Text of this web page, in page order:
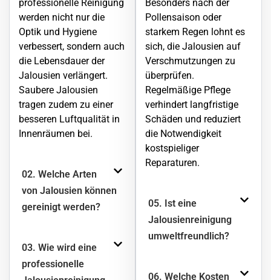
professionelle Reinigung
werden nicht nur die
Optik und Hygiene
verbessert, sondern auch
die Lebensdauer der
Jalousien verlängert.
Saubere Jalousien
tragen zudem zu einer
besseren Luftqualität in
Innenräumen bei.
02. Welche Arten
von Jalousien können
gereinigt werden?
03. Wie wird eine
professionelle
Besonders nach der
Pollensaison oder
starkem Regen lohnt es
sich, die Jalousien auf
Verschmutzungen zu
überprüfen.
Regelmäßige Pflege
verhindert langfristige
Schäden und reduziert
die Notwendigkeit
kostspieliger
Reparaturen.
05. Ist eine
Jalousienreinigung
umweltfreundlich?
06. Welche Kosten